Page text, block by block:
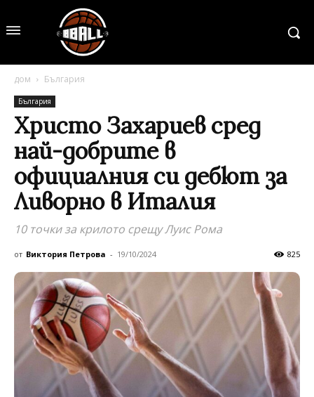
дом България
България
Христо Захариев сред
най-добрите в
официалния си дебют за
Ливорно в Италия
10 точки за крилото срещу Луис Рома
от Виктория Петрова - 19/10/2024 825